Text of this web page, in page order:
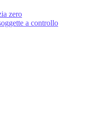
zero
a controllo